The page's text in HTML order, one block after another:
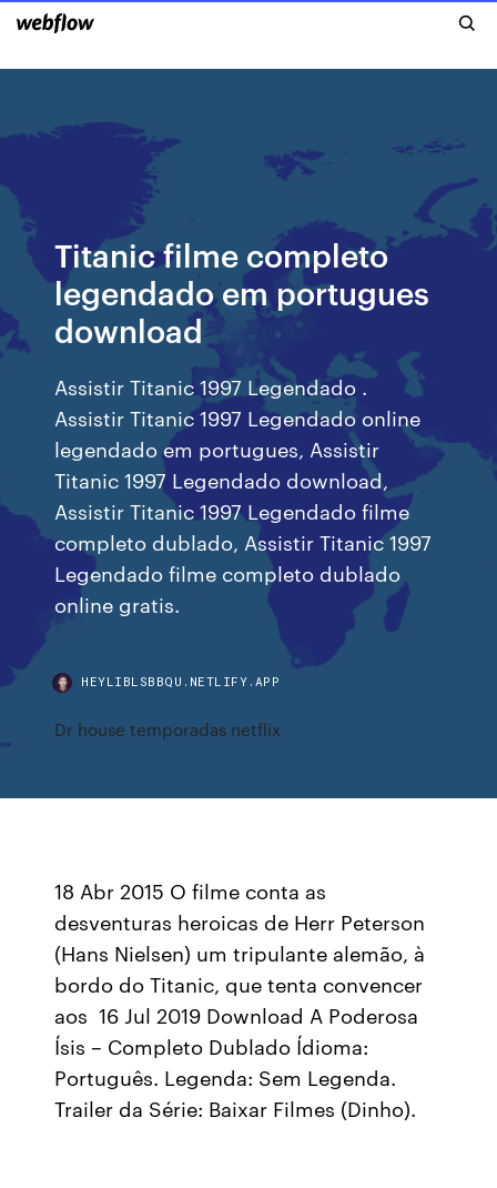
Titanic filme completo
legendado em portugues
download
Assistir Titanic 1997 Legendado .
Assistir Titanic 1997 Legendado online
legendado em portugues, Assistir
Titanic 1997 Legendado download,
Assistir Titanic 1997 Legendado filme
completo dublado, Assistir Titanic 1997
Legendado filme completo dublado
online gratis.
HEYLIBLSBBQU.NETLIFY.APP
Dr house temporadas netflix
18 Abr 2015 O filme conta as
desventuras heroicas de Herr Peterson
(Hans Nielsen) um tripulante alemão, à
bordo do Titanic, que tenta convencer
aos 16 Jul 2019 Download A Poderosa
Ísis – Completo Dublado Ídioma:
Português. Legenda: Sem Legenda.
Trailer da Série: Baixar Filmes (Dinho).